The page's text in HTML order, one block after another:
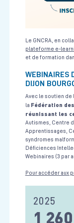
Voir la fiche
Urgences
Voir la fiche
Revalidation
d’Urgence
Urgences
CESU 21 1
Formation AFGSU
hospitalière
collectifs NRC
Le GNCRA, en
plateforme e-
et de formation
WEBINAIRES
DIJON
Avec le soutien de
la Fédération
réunissant les
Autismes, Centre
Apprentissages,
syndromes
Déficiences
Webinaires (3 par
Pour accéder aux
2025
1 260